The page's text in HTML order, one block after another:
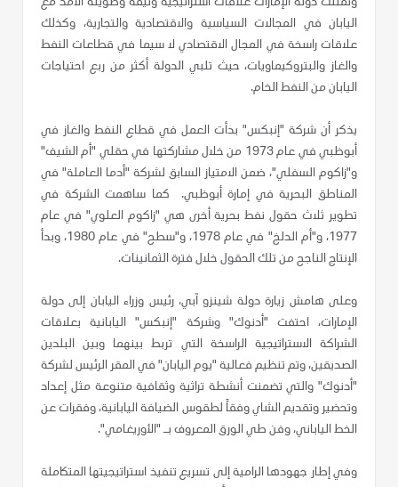
وتمتلك دولة الإمارات علاقات استراتيجية وثيقة وطويلة الأمد مع
اليابان في المجالات السياسية والاقتصادية والتجارية، وكذلك
علاقات راسخة في المجال الاقتصادي لا سيما في قطاعات النفط
والغاز والبتروكيماويات، حيث تلبي الدولة أكثر من ربع احتياجات
اليابان من النفط الخام.
يذكر أن شركة "إنبكس" بدأت العمل في قطاع النفط والغاز في
أبوظبي في عام 1973 من خلال مشاركتها في حقلي "أم الشيف"
و"زاكوم السفلي"، ضمن الامتياز السابق لشركة "أدما العاملة" في
المناطق البحرية في إمارة أبوظبي. كما ساهمت الشركة في
تطوير ثلاث حقول نفط بحرية أخرى هي "زاكوم العلوي" في عام
1977، و"أم الدلخ" في عام 1978، و"سطح" في عام 1980، وبدأ
الإنتاج الناجح من تلك الحقول خلال فترة الثمانينات.
وعلى هامش زيارة دولة شينزو آبي، رئيس وزراء اليابان إلى دولة
الإمارات، احتفت "أدنوك" وشركة "إنبكس" اليابانية بعلاقات
الشراكة الاستراتيجية الراسخة التي تربط بينهما وبين البلدين
الصديقين، وتم تنظيم فعالية "يوم اليابان" في المقر الرئيس لشركة
"أدنوك" والتي تضمنت أنشطة تراثية وثقافية متنوعة مثل إعداد
وتحضير وتقديم الشاي وفقاً لطقوس الضيافة اليابانية، وفقرات عن
الخط الياباني، وفن طي الورق المعروف بـ "الأوريغامي".
وفي إطار جهودها الرامية إلى تسريع تنفيذ استراتيجيتها المتكاملة